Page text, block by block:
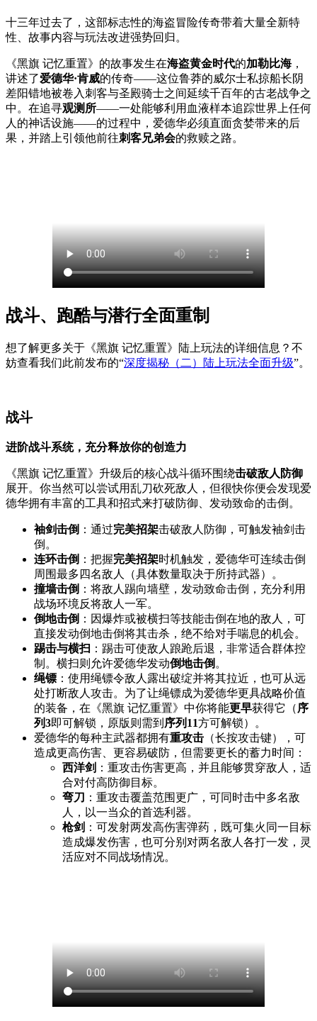
十三年过去了，这部标志性的海盗冒险传奇带着大量全新特
性、故事内容与玩法改进强势回归。
《黑旗 记忆重置》的故事发生在海盗黄金时代的加勒比海，
讲述了爱德华·肯威的传奇——这位鲁莽的威尔士私掠船长阴
差阳错地被卷入刺客与圣殿骑士之间延续千百年的古老战争之
中。在追寻观测所——一处能够利用血液样本追踪世界上任何
人的神话设施——的过程中，爱德华必须直面贪婪带来的后
果，并踏上引领他前往刺客兄弟会的救赎之路。
战斗、跑酷与潜行全面重制
想了解更多关于《黑旗 记忆重置》陆上玩法的详细信息？不
妨查看我们此前发布的“深度揭秘（二）陆上玩法全面升级”。
战斗
进阶战斗系统，充分释放你的创造力
《黑旗 记忆重置》升级后的核心战斗循环围绕击破敌人防御
展开。你当然可以尝试用乱刀砍死敌人，但很快你便会发现爱
德华拥有丰富的工具和招式来打破防御、发动致命的击倒。
袖剑击倒 ：通过完美招架击破敌人防御，可触发袖剑击
倒。
连环击倒 ：把握完美招架时机触发，爱德华可连续击倒
周围最多四名敌人（具体数量取决于所持武器）。
撞墙击倒 ：将敌人踢向墙壁，发动致命击倒，充分利用
战场环境反将敌人一军。
倒地击倒 ：因爆炸或被横扫等技能击倒在地的敌人，可
直接发动倒地击倒将其击杀，绝不给对手喘息的机会。
踢击与横扫 ：踢击可使敌人踉跄后退，非常适合群体控
制。横扫则允许爱德华发动倒地击倒 。
绳镖 ：使用绳镖令敌人露出破绽并将其拉近，也可从远
处打断敌人攻击。为了让绳镖成为爱德华更具战略价值
的装备，在《黑旗 记忆重置》中你将能更早获得它（ 序
列3即可解锁，原版则需到 序列11方可解锁）。
爱德华的每种主武器都拥有重攻击 （长按攻击键），可
造成更高伤害、更容易破防，但需要更长的蓄力时间：
西洋剑 ：重攻击伤害更高，并且能够贯穿敌人，适
合对付高防御目标。
弯刀 ：重攻击覆盖范围更广，可同时击中多名敌
人，以一当众的首选利器。
枪剑 ：可发射两发高伤害弹药，既可集火同一目标
造成爆发伤害，也可分别对两名敌人各打一发，灵
活应对不同战场情况。